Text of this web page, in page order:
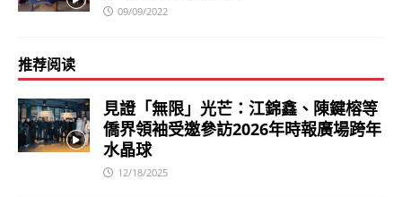
09/09/2022
推荐阅读
見證「無限」光芒：江錦鑫、陳鍵榕等
僑界領袖受邀參訪2026年時報廣場跨年
水晶球
12/18/2025